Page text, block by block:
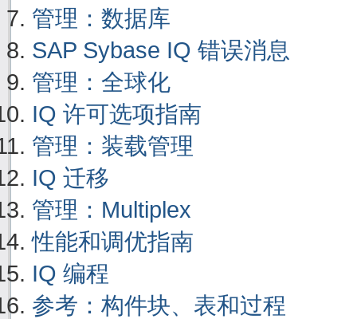
管理：数据库
SAP Sybase IQ 错误消息
管理：全球化
IQ 许可选项指南
管理：装载管理
IQ 迁移
管理：Multiplex
性能和调优指南
IQ 编程
参考：构件块、表和过程